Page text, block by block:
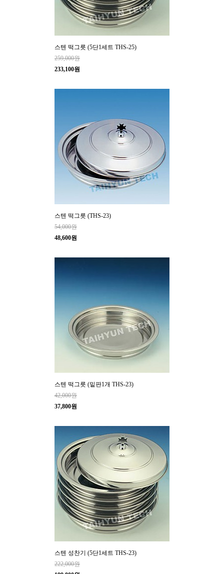
스텐 떡그릇 (5단1세트 THS-25)
259,000원
233,100원
스텐 떡그릇 (THS-23)
54,000원
48,600원
스텐 떡그릇 (밑판1개 THS-23)
42,000원
37,800원
스텐 성찬기 (5단1세트 THS-23)
222,000원